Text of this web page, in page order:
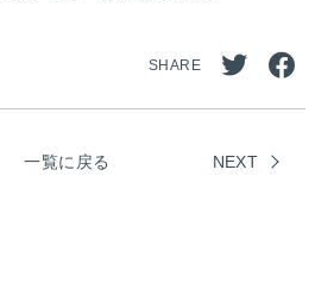
SHARE
シェ
でシ
一覧に戻る NEXT